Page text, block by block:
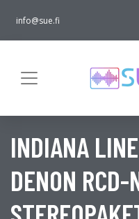
info@sue.fi
INDIANA
DENON RCD-